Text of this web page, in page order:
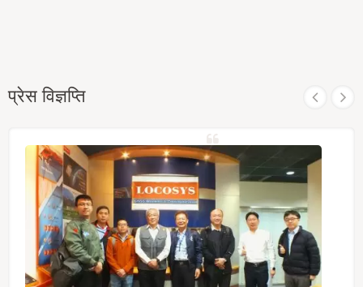
प्रेस विज्ञप्ति